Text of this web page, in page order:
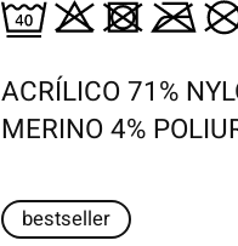
ACRÍLICO 71%
MERINO 4%
bestseller